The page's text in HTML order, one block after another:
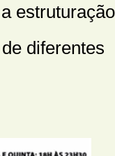
estruturação
diferentes